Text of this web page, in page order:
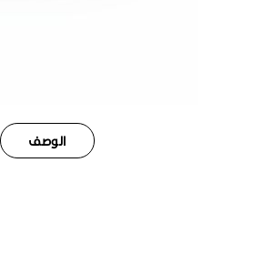
الوصف